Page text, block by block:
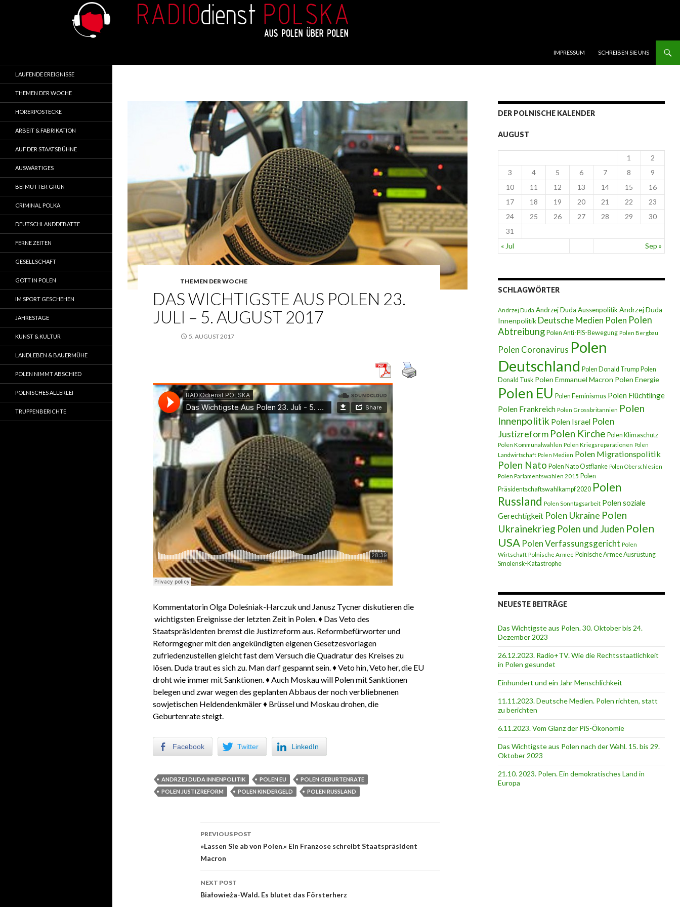
IMPRESSUM
SCHREIBEN SIE UNS
THEMEN DER WOCHE
DAS WICHTIGSTE AUS POLEN 23.
JULI – 5. AUGUST 2017
5. AUGUST 2017
Kommentatorin Olga Doleśniak-Harczuk und Janusz Tycner diskutieren die
wichtigsten Ereignisse der letzten Zeit in Polen. ♦ Das Veto des
Staatspräsidenten bremst die Justizreform aus. Reformbefürworter und
Reformgegner mit den angekündigten eigenen Gesetzesvorlagen
zufriedenzustellen gleicht fast dem Versuch die Quadratur des Kreises zu
lösen. Duda traut es sich zu. Man darf gespannt sein. ♦ Veto hin, Veto her, die EU
droht wie immer mit Sanktionen. ♦ Auch Moskau will Polen mit Sanktionen
belegen und zwar wegen des geplanten Abbaus der noch verbliebnenen
sowjetischen Heldendenkmäler ♦ Brüssel und Moskau drohen, die
Geburtenrate steigt.
Facebook Twitter LinkedIn
ANDRZEJ DUDA INNENPOLITIK POLEN EU
POLEN GEBURTENRATE
POLEN JUSTIZREFORM
POLEN KINDERGELD POLEN RUSSLAND
Post navigation
PREVIOUS POST
»Lassen Sie ab von Polen.« Ein Franzose schreibt Staatspräsident
Macron
NEXT POST
Białowieża-Wald. Es blutet das Försterherz
DER POLNISCHE KALENDER
AUGUST
« Jul Sep »
1
2
3
4 5 6 7 8
9
10
11 12 13 14 15
16
17
18 19 20 21 22
23
24
25 26 27 28 29
30
31
SCHLAGWÖRTER
Andrzej Duda Andrzej Duda Aussenpolitik Andrzej Duda
Innenpolitik Deutsche Medien Polen Polen
Abtreibung Polen Anti-PiS-Bewegung Polen Bergbau
Polen Coronavirus Polen
Deutschland Polen Donald Trump Polen
Donald Tusk Polen Emmanuel Macron Polen Energie
Polen EU Polen Feminismus Polen Flüchtlinge
Polen Frankreich Polen Grossbritannien Polen
Innenpolitik Polen Israel Polen
Justizreform Polen Kirche Polen Klimaschutz
Polen Kommunalwahlen Polen Kriegsreparationen Polen
Landwirtschaft Polen Medien Polen Migrationspolitik
Polen Nato Polen Nato Ostflanke Polen Oberschlesien
Polen Parlamentswahlen 2015 Polen
Präsidentschaftswahlkampf 2020 Polen
Russland Polen Sonntagsarbeit Polen soziale
Gerechtigkeit Polen Ukraine Polen
Ukrainekrieg Polen und Juden Polen
USA Polen Verfassungsgericht Polen
Wirtschaft Polnische Armee Polnische Armee Ausrüstung
Smolensk-Katastrophe
NEUESTE BEITRÄGE
Das Wichtigste aus Polen. 30. Oktober bis 24.
Dezember 2023
26.12.2023. Radio+TV. Wie die Rechtsstaatlichkeit
in Polen gesundet
Einhundert und ein Jahr Menschlichkeit
11.11.2023. Deutsche Medien. Polen richten, statt
zu berichten
6.11.2023. Vom Glanz der PiS-Ӧkonomie
Das Wichtigste aus Polen nach der Wahl. 15. bis 29.
Oktober 2023
21.10. 2023. Polen. Ein demokratisches Land in
Europa
LAUFENDE EREIGNISSE
THEMEN DER WOCHE
HÖRERPOSTECKE
ARBEIT & FABRIKATION
AUF DER STAATSBÜHNE
AUSWÄRTIGES
BEI MUTTER GRÜN
CRIMINAL POLKA
DEUTSCHLANDDEBATTE
FERNE ZEITEN
GESELLSCHAFT
GOTT IN POLEN
IM SPORT GESCHEHEN
JAHRESTAGE
KUNST & KULTUR
LANDLEBEN & BAUERMÜHE
POLEN NIMMT ABSCHIED
POLNISCHES ALLERLEI
TRUPPENBERICHTE